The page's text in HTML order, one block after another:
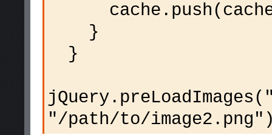
}
}
"/path/to/